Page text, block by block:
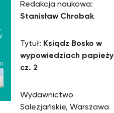
Redakcja naukowa:
Stanisław Chrobak
Tytuł: Ksiądz Bosko w
wypowiedziach papieży
cz. 2
Wydawnictwo
Salezjańskie, Warszawa